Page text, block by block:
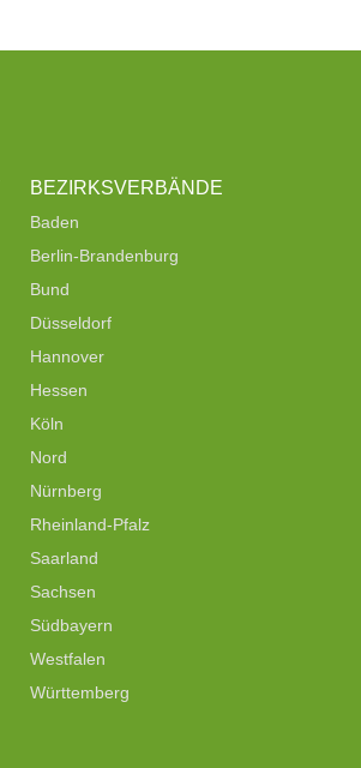
BEZIRKSVERBÄNDE
Baden
Berlin-Brandenburg
Bund
Düsseldorf
Hannover
Hessen
Köln
Nord
Nürnberg
Rheinland-Pfalz
Saarland
Sachsen
Südbayern
Westfalen
Württemberg